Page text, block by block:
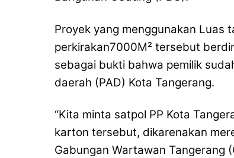
Proyek yang menggunakan Luas
perkirakan7000M² tersebut
sebagai bukti bahwa pemilik
daerah (PAD) Kota Tangerang.
“Kita minta satpol PP Kota
karton tersebut, dikarenakan
Gabungan Wartawan Tangerang